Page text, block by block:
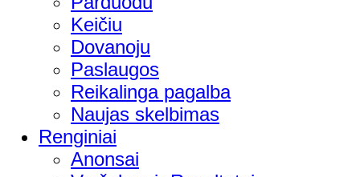
Keičiu
Dovanoju
Paslaugos
Reikalinga pagalba
Naujas skelbimas
Renginiai
Anonsai